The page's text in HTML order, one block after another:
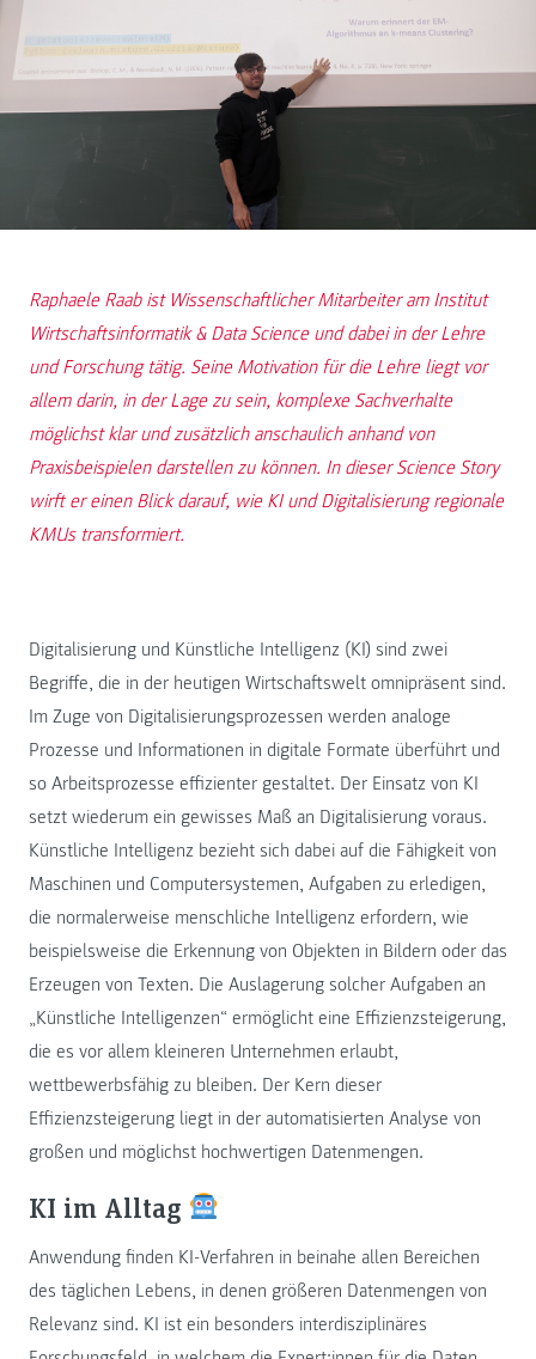
Raphaele Raab ist Wissenschaftlicher Mitarbeiter am Institut
Wirtschaftsinformatik & Data Science und dabei in der Lehre
und Forschung tätig. Seine Motivation für die Lehre liegt vor
allem darin, in der Lage zu sein, komplexe Sachverhalte
möglichst klar und zusätzlich anschaulich anhand von
Praxisbeispielen darstellen zu können. In dieser Science Story
wirft er einen Blick darauf, wie KI und Digitalisierung regionale
KMUs transformiert.
Digitalisierung und Künstliche Intelligenz (KI) sind zwei
Begriffe, die in der heutigen Wirtschaftswelt omnipräsent sind.
Im Zuge von Digitalisierungsprozessen werden analoge
Prozesse und Informationen in digitale Formate überführt und
so Arbeitsprozesse effizienter gestaltet. Der Einsatz von KI
setzt wiederum ein gewisses Maß an Digitalisierung voraus.
Künstliche Intelligenz bezieht sich dabei auf die Fähigkeit von
Maschinen und Computersystemen, Aufgaben zu erledigen,
die normalerweise menschliche Intelligenz erfordern, wie
beispielsweise die Erkennung von Objekten in Bildern oder das
Erzeugen von Texten. Die Auslagerung solcher Aufgaben an
„Künstliche Intelligenzen“ ermöglicht eine Effizienzsteigerung,
die es vor allem kleineren Unternehmen erlaubt,
wettbewerbsfähig zu bleiben. Der Kern dieser
Effizienzsteigerung liegt in der automatisierten Analyse von
großen und möglichst hochwertigen Datenmengen.
KI im Alltag
Anwendung finden KI-Verfahren in beinahe allen Bereichen
des täglichen Lebens, in denen größeren Datenmengen von
Relevanz sind. KI ist ein besonders interdisziplinäres